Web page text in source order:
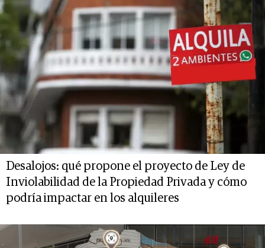
Desalojos: qué propone el proyecto de Ley de
Inviolabilidad de la Propiedad Privada y cómo
podría impactar en los alquileres